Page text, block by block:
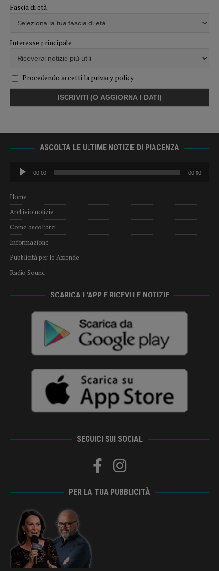
Fascia di età
Interesse principale
Procedendo accetti la privacy policy
ASCOLTA LE ULTIME NOTIZIE DI PIACENZA
Audio
Player
00:00 00:00
Home
Archivio notizie
Come ascoltarci
Informazione
Pubblicità per le Aziende
Radio Sound
SCARICA L’APP E RICEVI LE NOTIZIE
SEGUICI SUI SOCIAL
PER LA TUA PUBBLICITÀ